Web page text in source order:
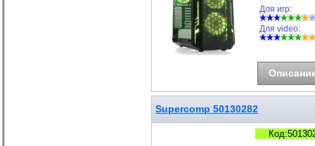
Для игр:
Для video:
Supercomp 50130282